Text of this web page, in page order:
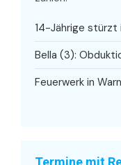
14-Jährige
Bella (3):
Feuerwerk in
Termine mit